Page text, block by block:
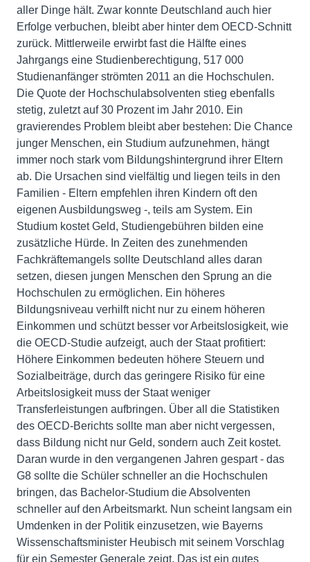
aller Dinge hält. Zwar konnte Deutschland auch hier
Erfolge verbuchen, bleibt aber hinter dem OECD-Schnitt
zurück. Mittlerweile erwirbt fast die Hälfte eines
Jahrgangs eine Studienberechtigung, 517 000
Studienanfänger strömten 2011 an die Hochschulen.
Die Quote der Hochschulabsolventen stieg ebenfalls
stetig, zuletzt auf 30 Prozent im Jahr 2010. Ein
gravierendes Problem bleibt aber bestehen: Die Chance
junger Menschen, ein Studium aufzunehmen, hängt
immer noch stark vom Bildungshintergrund ihrer Eltern
ab. Die Ursachen sind vielfältig und liegen teils in den
Familien - Eltern empfehlen ihren Kindern oft den
eigenen Ausbildungsweg -, teils am System. Ein
Studium kostet Geld, Studiengebühren bilden eine
zusätzliche Hürde. In Zeiten des zunehmenden
Fachkräftemangels sollte Deutschland alles daran
setzen, diesen jungen Menschen den Sprung an die
Hochschulen zu ermöglichen. Ein höheres
Bildungsniveau verhilft nicht nur zu einem höheren
Einkommen und schützt besser vor Arbeitslosigkeit, wie
die OECD-Studie aufzeigt, auch der Staat profitiert:
Höhere Einkommen bedeuten höhere Steuern und
Sozialbeiträge, durch das geringere Risiko für eine
Arbeitslosigkeit muss der Staat weniger
Transferleistungen aufbringen. Über all die Statistiken
des OECD-Berichts sollte man aber nicht vergessen,
dass Bildung nicht nur Geld, sondern auch Zeit kostet.
Daran wurde in den vergangenen Jahren gespart - das
G8 sollte die Schüler schneller an die Hochschulen
bringen, das Bachelor-Studium die Absolventen
schneller auf den Arbeitsmarkt. Nun scheint langsam ein
Umdenken in der Politik einzusetzen, wie Bayerns
Wissenschaftsminister Heubisch mit seinem Vorschlag
für ein Semester Generale zeigt. Das ist ein gutes